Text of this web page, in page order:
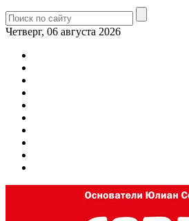
Четверг, 06 августа 2026